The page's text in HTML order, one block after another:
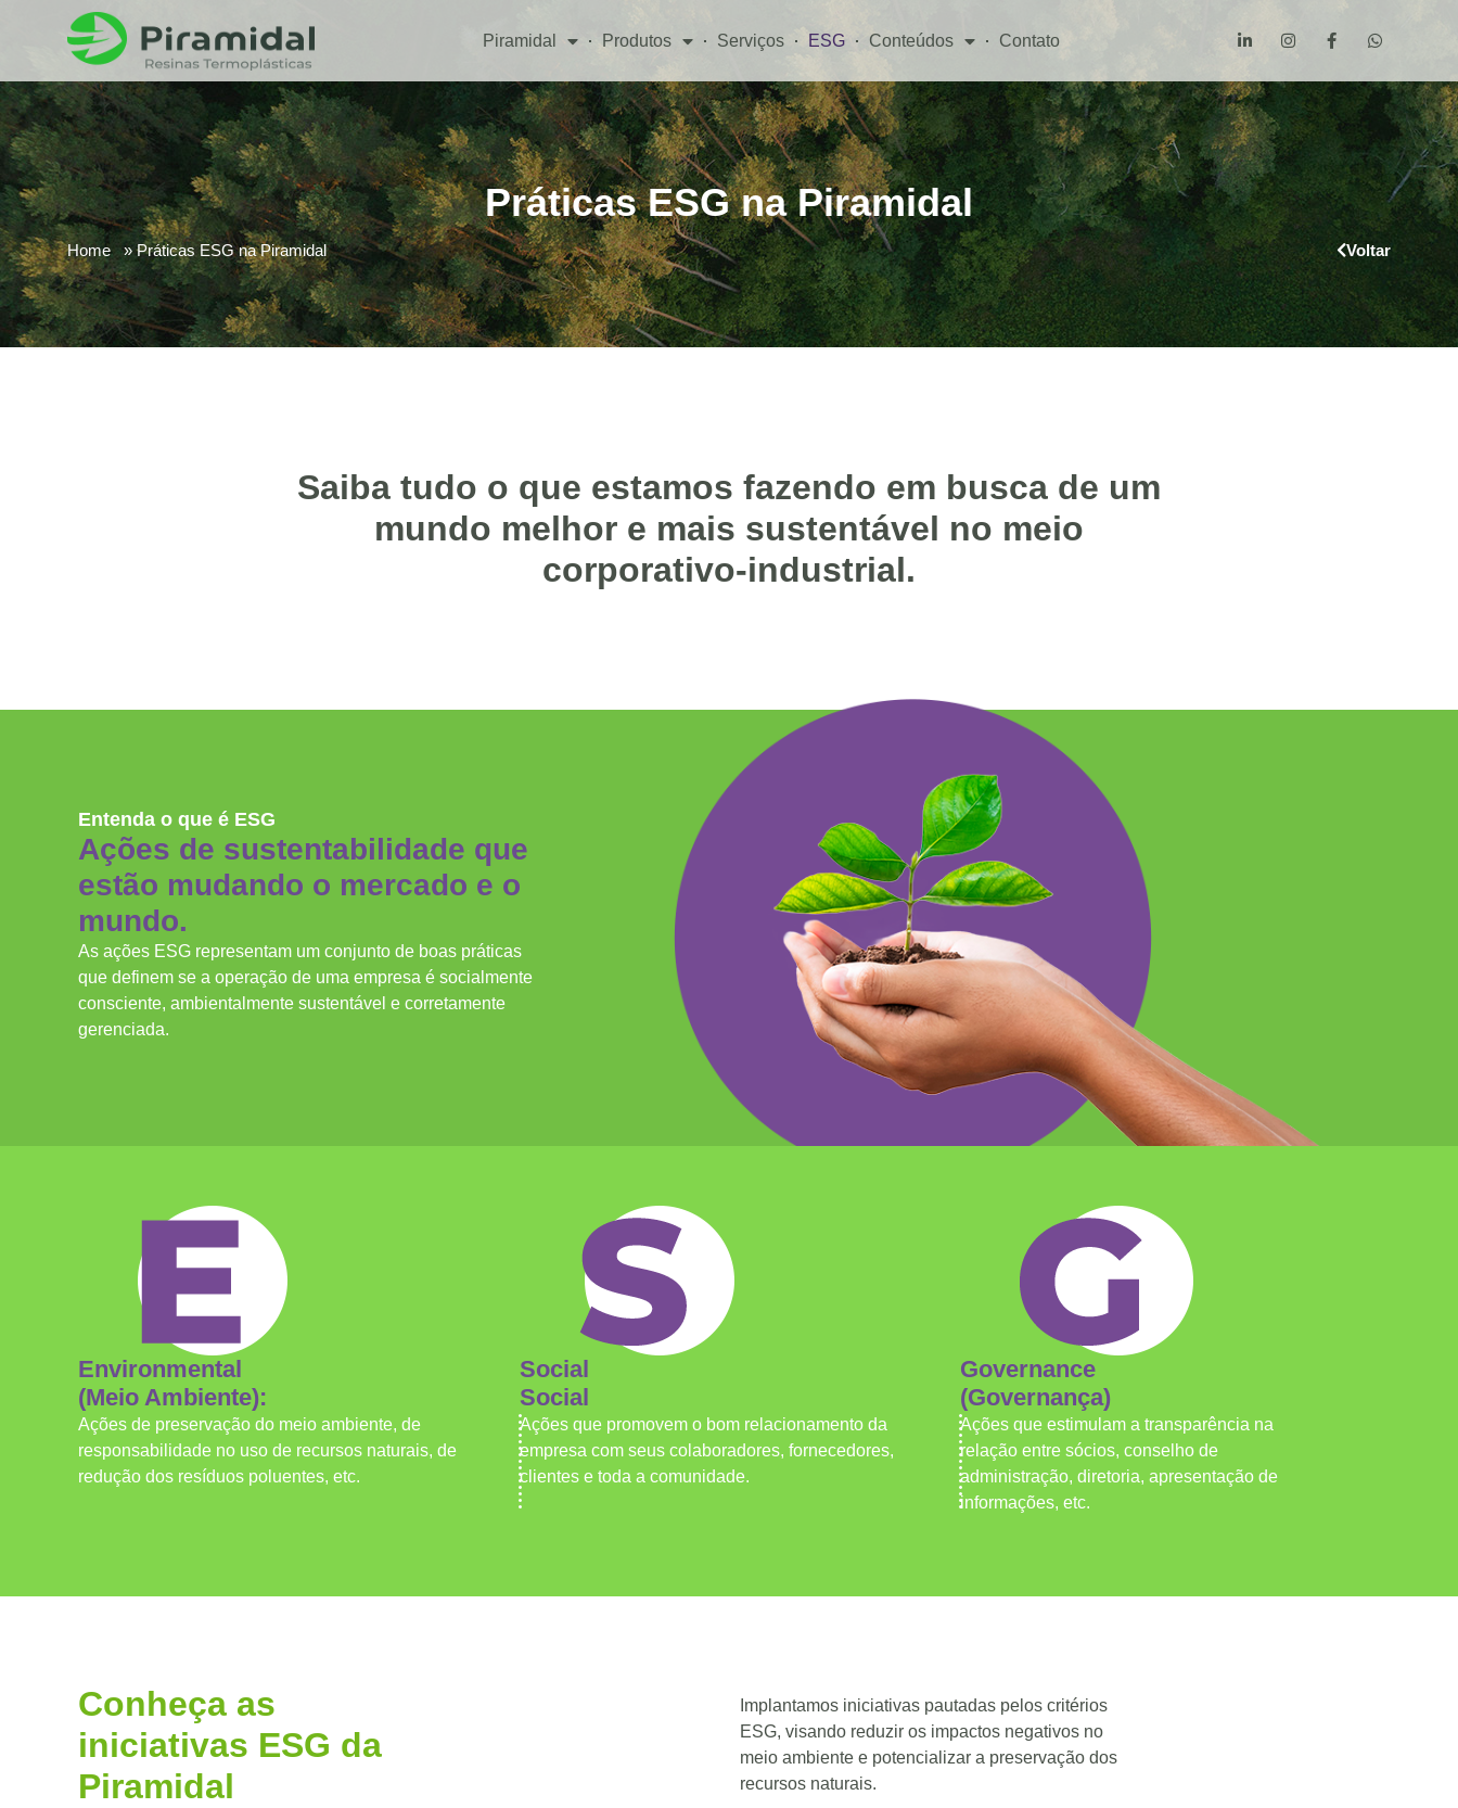
Piramidal Produtos Serviços ESG Conteúdos Contato
Práticas ESG na Piramidal
Home Práticas ESG na Piramidal Voltar
Saiba tudo o que estamos fazendo em busca de um
mundo melhor e mais sustentável no meio
corporativo-industrial.
Entenda o que é ESG
Ações de sustentabilidade que
estão mudando o mercado e o
mundo.
As ações ESG representam um conjunto de boas práticas
que definem se a operação de uma empresa é socialmente
consciente, ambientalmente sustentável e corretamente
gerenciada.
Environmental
(Meio Ambiente):
Ações de preservação do meio ambiente, de
responsabilidade no uso de recursos naturais, de
redução dos resíduos poluentes, etc.
Social
Social
Ações que promovem o bom relacionamento da
empresa com seus colaboradores, fornecedores,
clientes e toda a comunidade.
Governance
(Governança)
Ações que estimulam a transparência na
relação entre sócios, conselho de
administração, diretoria, apresentação de
informações, etc.
Conheça as
iniciativas ESG da
Piramidal
Implantamos iniciativas pautadas pelos critérios
ESG, visando reduzir os impactos negativos no
meio ambiente e potencializar a preservação dos
recursos naturais.